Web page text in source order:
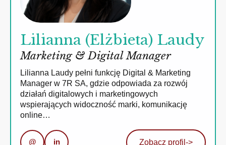
Lilianna (Elżbieta) Laudy
Marketing & Digital Manager
Lilianna Laudy pełni funkcję Digital & Marketing
Manager w 7R SA, gdzie odpowiada za rozwój
działań digitalowych i marketingowych
wspierających widoczność marki, komunikację
online…
@ in Zobacz profil ->